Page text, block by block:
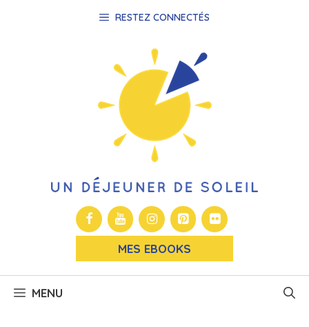
RESTEZ CONNECTÉS
MES EBOOKS
MENU